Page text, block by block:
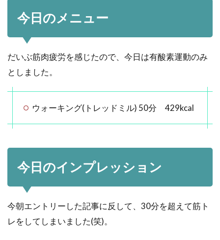
今日のメニュー
だいぶ筋肉疲労を感じたので、今日は有酸素運動のみ
としました。
ウォーキング(トレッドミル) 50分 429kcal
今日のインプレッション
今朝エントリーした記事に反して、30分を超えて筋ト
レをしてしまいました(笑)。